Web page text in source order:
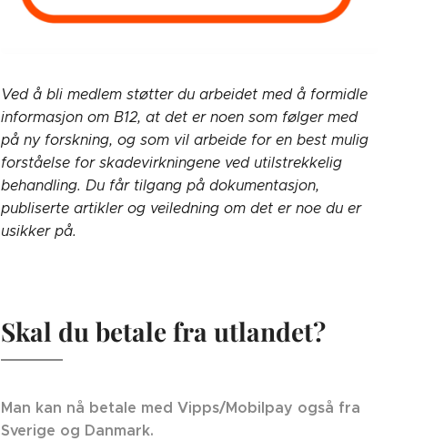
Ved å bli medlem støtter du arbeidet med å formidle
informasjon om B12, at det er noen som følger med
på ny forskning, og som vil arbeide for en best mulig
forståelse for skadevirkningene ved utilstrekkelig
behandling. Du får tilgang på dokumentasjon,
publiserte artikler og veiledning om det er noe du er
usikker på.
Skal du betale fra utlandet?
Man kan nå betale med Vipps/Mobilpay også fra
Sverige og Danmark.